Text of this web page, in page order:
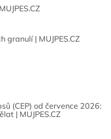
granulí | MUJPES.CZ
(CEP) od července 2026:
| MUJPES.CZ